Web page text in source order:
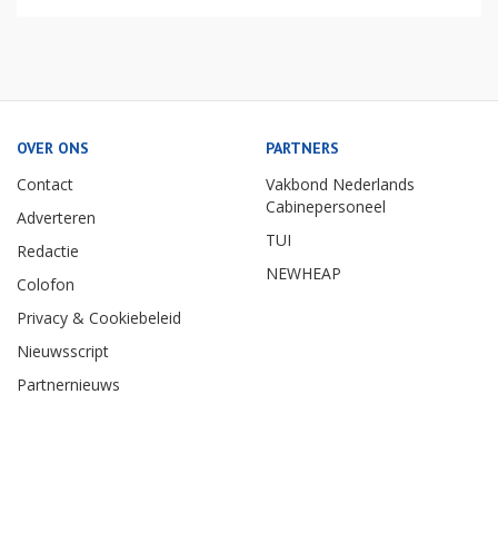
OVER ONS
Contact
Adverteren
Redactie
Colofon
Privacy & Cookiebeleid
Nieuwsscript
Partnernieuws
PARTNERS
Vakbond Nederlands
Cabinepersoneel
TUI
NEWHEAP